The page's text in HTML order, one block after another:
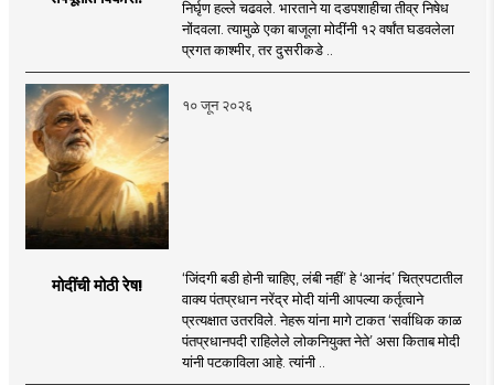
निर्घृण हल्ले चढवले. भारताने या दडपशाहीचा तीव्र निषेध
नोंदवला. त्यामुळे एका बाजूला मोदींनी १२ वर्षांत घडवलेला
प्रगत काश्मीर, तर दुसरीकडे ..
१० जून २०२६
मोदींची मोठी रेष!
‘जिंदगी बडी होनी चाहिए, लंबी नहीं’ हे ‘आनंद’ चित्रपटातील
वाक्य पंतप्रधान नरेंद्र मोदी यांनी आपल्या कर्तृत्वाने
प्रत्यक्षात उतरविले. नेहरू यांना मागे टाकत ‘सर्वाधिक काळ
पंतप्रधानपदी राहिलेले लोकनियुक्त नेते’ असा किताब मोदी
यांनी पटकाविला आहे. त्यांनी ..